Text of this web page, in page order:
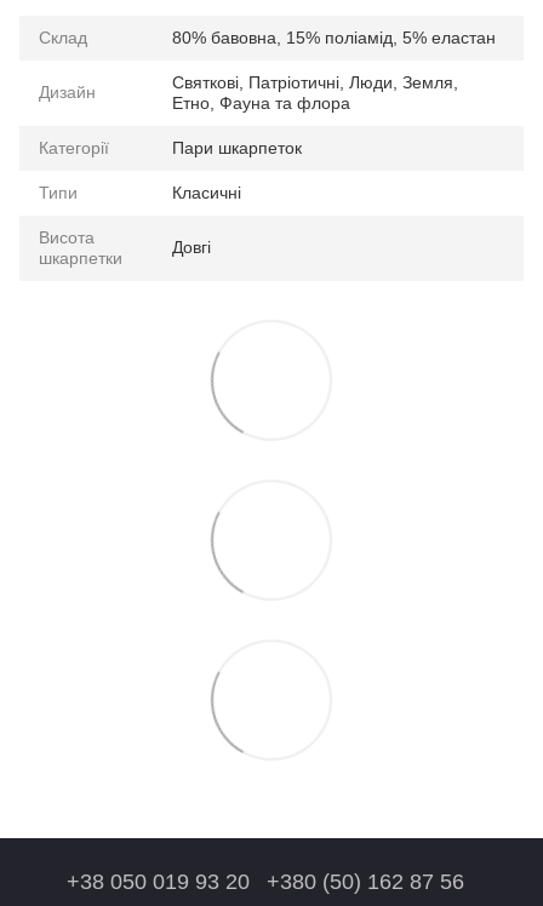
Склад 80% бавовна, 15% поліамід, 5% еластан
Дизайн
Святкові, Патріотичні, Люди, Земля,
Етно, Фауна та флора
Категорії Пари шкарпеток
Типи Класичні
Висота
шкарпетки
Довгі
+38 050 019 93 20 +380 (50) 162 87 56